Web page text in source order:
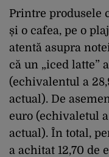
Printre produsele
și o cafea, pe o
atentă asupra
că un „iced latte”
(echivalentul a
actual). De
euro (echivaletul
actual). În total,
a achitat 12,70 de